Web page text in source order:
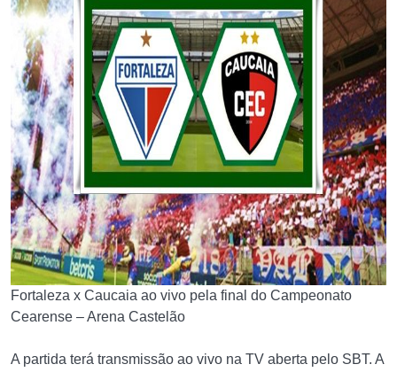
Fortaleza x Caucaia ao vivo pela final do Campeonato
Cearense – Arena Castelão
A partida terá transmissão ao vivo na TV aberta pelo SBT. A